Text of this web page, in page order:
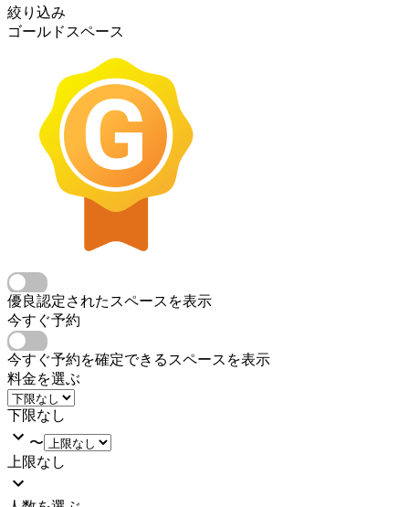
絞り込み
ゴールドスペース
優良認定されたスペースを表示
今すぐ予約
今すぐ予約を確定できるスペースを表示
料金を選ぶ
下限なし
〜
上限なし